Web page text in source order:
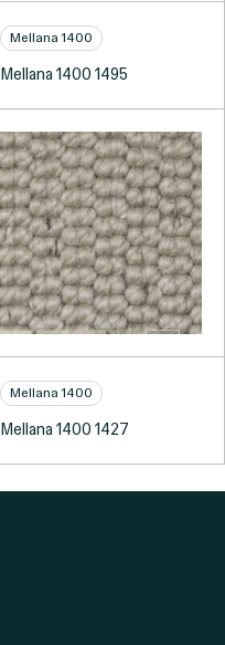
Mellana 1400
Mellana 1400 1495
Mellana 1400
Mellana 1400 1427